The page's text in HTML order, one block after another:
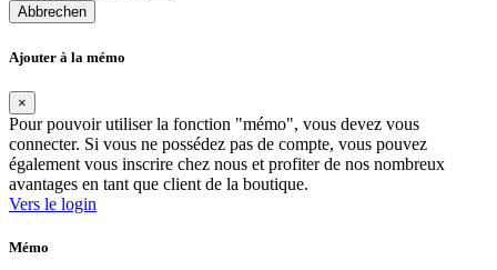
Abbrechen
Ajouter à la mémo
×
Pour pouvoir utiliser la fonction "mémo", vous devez vous
connecter. Si vous ne possédez pas de compte, vous pouvez
également vous inscrire chez nous et profiter de nos nombreux
avantages en tant que client de la boutique.
Vers le login
Mémo